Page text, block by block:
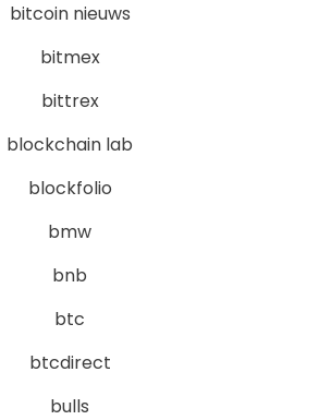
bitcoin nieuws
bitmex
bittrex
blockchain lab
blockfolio
bmw
bnb
btc
btcdirect
bulls